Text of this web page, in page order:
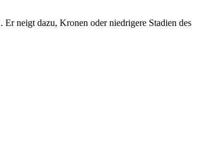
neigt dazu, Kronen oder niedrigere Stadien des